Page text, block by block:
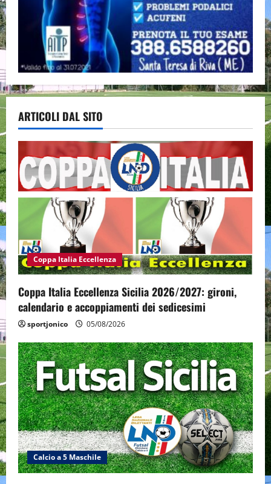
ARTICOLI DAL SITO
Coppa Italia Eccellenza
Coppa Italia Eccellenza Sicilia 2026/2027: gironi,
calendario e accoppiamenti dei sedicesimi
sportjonico 05/08/2026
Calcio a 5 Maschile